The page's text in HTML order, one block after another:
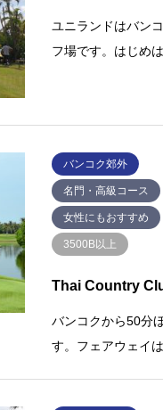
ユニランドはバン
フ場です。はじめ
バンコク郊外
名⾨・⾼級コース
女性にもおすすめ
3500B以上
Thai Country
バンコクから50分
す。フェアウェイ